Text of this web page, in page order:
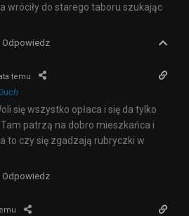
wróciły do starego taboru szukając
Odpowiedz
temu
się wszystko opłaca i się da tylko
patrzą na dobro mieszkańca i
to czy się zgadzają rubryczki w
Odpowiedz